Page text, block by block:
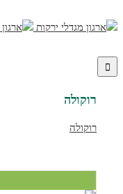
רוקולה
רוקולה